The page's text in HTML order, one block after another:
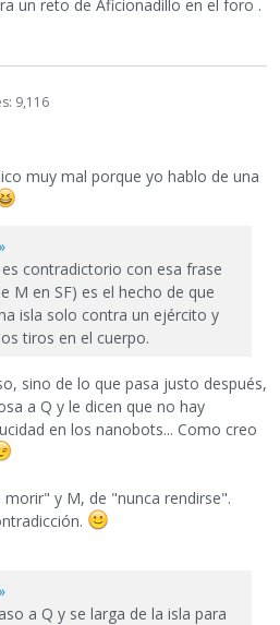
un reto de Aficionadillo en el foro .
9,116
muy mal porque yo hablo de una
»
contradictorio con esa frase
M en SF) es el hecho de que
isla solo contra un ejército y
tiros en el cuerpo.
sino de lo que pasa justo después,
a Q y le dicen que no hay
en los nanobots... Como creo
y M, de "nunca rendirse".
»
a Q y se larga de la isla para